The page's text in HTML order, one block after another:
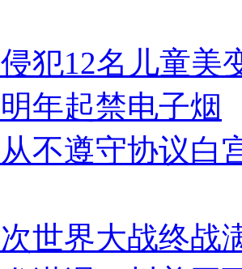
犯12名儿童美
年起禁电子烟
不遵守协议白
世界大战终战